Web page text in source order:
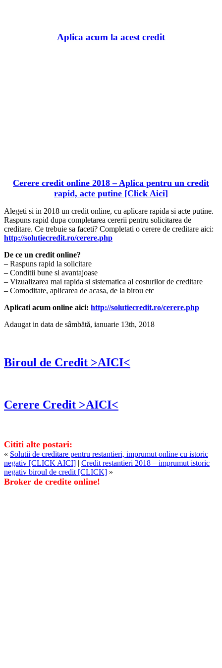
Aplica acum la acest credit
Cerere credit online 2018 – Aplica pentru un credit
rapid, acte putine [Click Aici]
Alegeti si in 2018 un credit online, cu aplicare rapida si acte putine.
Raspuns rapid dupa completarea cererii pentru solicitarea de
creditare. Ce trebuie sa faceti? Completati o cerere de creditare aici:
http://solutiecredit.ro/cerere.php
De ce un credit online?
– Raspuns rapid la solicitare
– Conditii bune si avantajoase
– Vizualizarea mai rapida si sistematica al costurilor de creditare
– Comoditate, aplicarea de acasa, de la birou etc
Aplicati acum online aici: http://solutiecredit.ro/cerere.php
Adaugat in data de sâmbătă, ianuarie 13th, 2018
Biroul de Credit >AICI<
Cerere Credit >AICI<
Cititi alte postari:
« Solutii de creditare pentru restantieri, imprumut online cu istoric
negativ [CLICK AICI] | Credit restantieri 2018 – imprumut istoric
negativ biroul de credit [CLICK] »
Broker de credite online!